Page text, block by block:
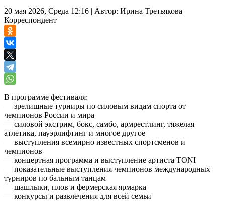
20 мая 2026, Среда 12:16 | Автор: Ирина Третьякова
Корреспондент
В программе фестиваля:
— зрелищные турниры по силовым видам спорта от
чемпионов России и мира
— силовой экстрим, бокс, самбо, армрестлинг, тяжелая
атлетика, пауэрлифтинг и многое другое
— выступления всемирно известных спортсменов и
чемпионов
— концертная программа и выступление артиста TONI
— показательные выступления чемпионов международных
турниров по бальным танцам
— шашлыки, плов и фермерская ярмарка
— конкурсы и развлечения для всей семьи